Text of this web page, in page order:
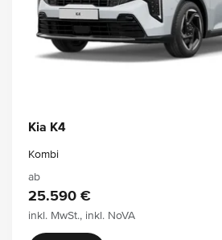
Kia K4
Kombi
ab
25.590 €
inkl. MwSt., inkl. NoVA